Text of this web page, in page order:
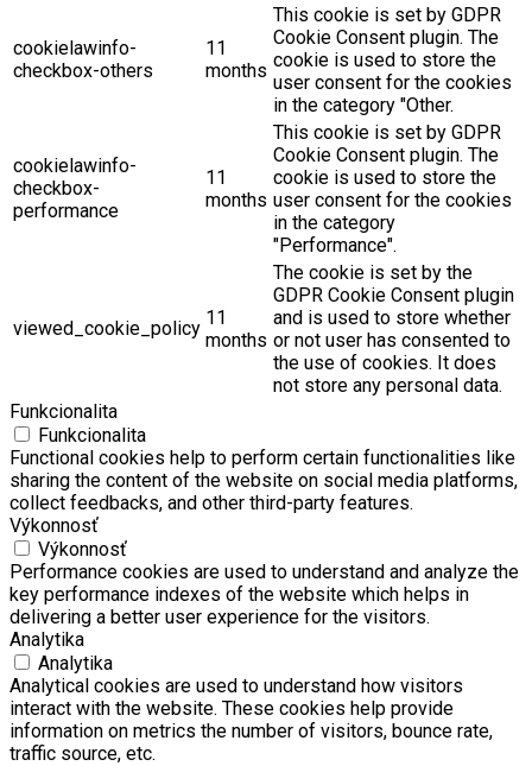
cookielawinfo-
checkbox-others
11
months
This cookie is set by GDPR
Cookie Consent plugin. The
cookie is used to store the
user consent for the cookies
in the category "Other.
cookielawinfo-
checkbox-
performance
11
months
This cookie is set by GDPR
Cookie Consent plugin. The
cookie is used to store the
user consent for the cookies
in the category
"Performance".
viewed_cookie_policy 11
months
The cookie is set by the
GDPR Cookie Consent plugin
and is used to store whether
or not user has consented to
the use of cookies. It does
not store any personal data.
Funkcionalita
Funkcionalita
Functional cookies help to perform certain functionalities like
sharing the content of the website on social media platforms,
collect feedbacks, and other third-party features.
Výkonnosť
Výkonnosť
Performance cookies are used to understand and analyze the
key performance indexes of the website which helps in
delivering a better user experience for the visitors.
Analytika
Analytika
Analytical cookies are used to understand how visitors
interact with the website. These cookies help provide
information on metrics the number of visitors, bounce rate,
traffic source, etc.